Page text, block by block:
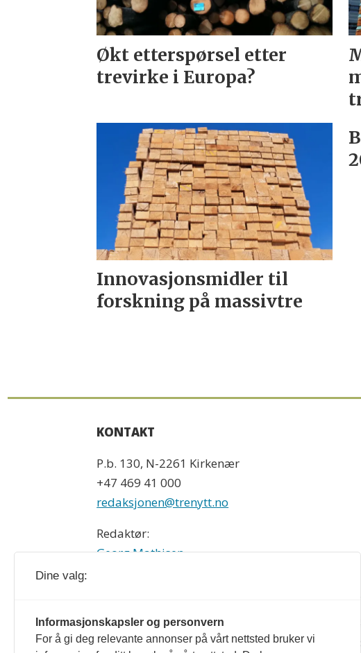
Økt etterspørsel etter
trevirke i Europa?
Innovasjonsmidler til
forskning på massivtre
KONTAKT
P.b. 130, N-2261 Kirkenær
+47 469 41 000
redaksjonen@trenytt.no
Redaktør:
Georg Mathisen
Treindustrien og trenytt.no redigeres etter
formulert i Norsk Presseforbunds Vær Varsom-
Dine valg:
Informasjonskapsler og personvern
For å gi deg relevante annonser på vårt nettsted bruker vi